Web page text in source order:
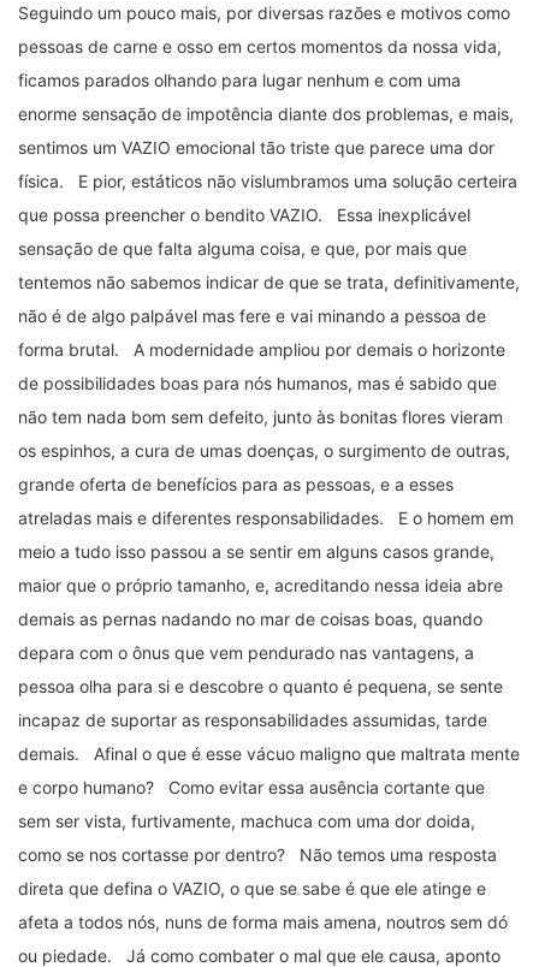
Seguindo um pouco mais, por diversas razões e motivos como
pessoas de carne e osso em certos momentos da nossa vida,
ficamos parados olhando para lugar nenhum e com uma
enorme sensação de impotência diante dos problemas, e mais,
sentimos um VAZIO emocional tão triste que parece uma dor
física. E pior, estáticos não vislumbramos uma solução certeira
que possa preencher o bendito VAZIO. Essa inexplicável
sensação de que falta alguma coisa, e que, por mais que
tentemos não sabemos indicar de que se trata, definitivamente,
não é de algo palpável mas fere e vai minando a pessoa de
forma brutal. A modernidade ampliou por demais o horizonte
de possibilidades boas para nós humanos, mas é sabido que
não tem nada bom sem defeito, junto às bonitas flores vieram
os espinhos, a cura de umas doenças, o surgimento de outras,
grande oferta de benefícios para as pessoas, e a esses
atreladas mais e diferentes responsabilidades. E o homem em
meio a tudo isso passou a se sentir em alguns casos grande,
maior que o próprio tamanho, e, acreditando nessa ideia abre
demais as pernas nadando no mar de coisas boas, quando
depara com o ônus que vem pendurado nas vantagens, a
pessoa olha para si e descobre o quanto é pequena, se sente
incapaz de suportar as responsabilidades assumidas, tarde
demais. Afinal o que é esse vácuo maligno que maltrata mente
e corpo humano? Como evitar essa ausência cortante que
sem ser vista, furtivamente, machuca com uma dor doida,
como se nos cortasse por dentro? Não temos uma resposta
direta que defina o VAZIO, o que se sabe é que ele atinge e
afeta a todos nós, nuns de forma mais amena, noutros sem dó
ou piedade. Já como combater o mal que ele causa, aponto